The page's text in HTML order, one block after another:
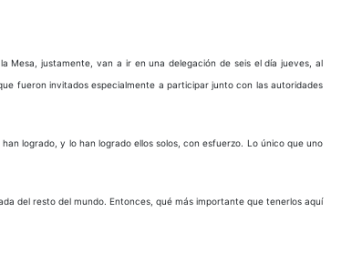
Mesa, justamente, van a ir en una delegación de seis el día jueves, al
fueron invitados especialmente a participar junto con las autoridades
logrado, y lo han logrado ellos solos, con esfuerzo. Lo único que uno
del resto del mundo. Entonces, qué más importante que tenerlos aquí